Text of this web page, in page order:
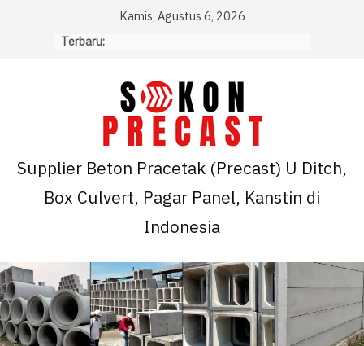
Kamis, Agustus 6, 2026
Terbaru:
Supplier Beton Pracetak (Precast) U Ditch,
Box Culvert, Pagar Panel, Kanstin di
Indonesia